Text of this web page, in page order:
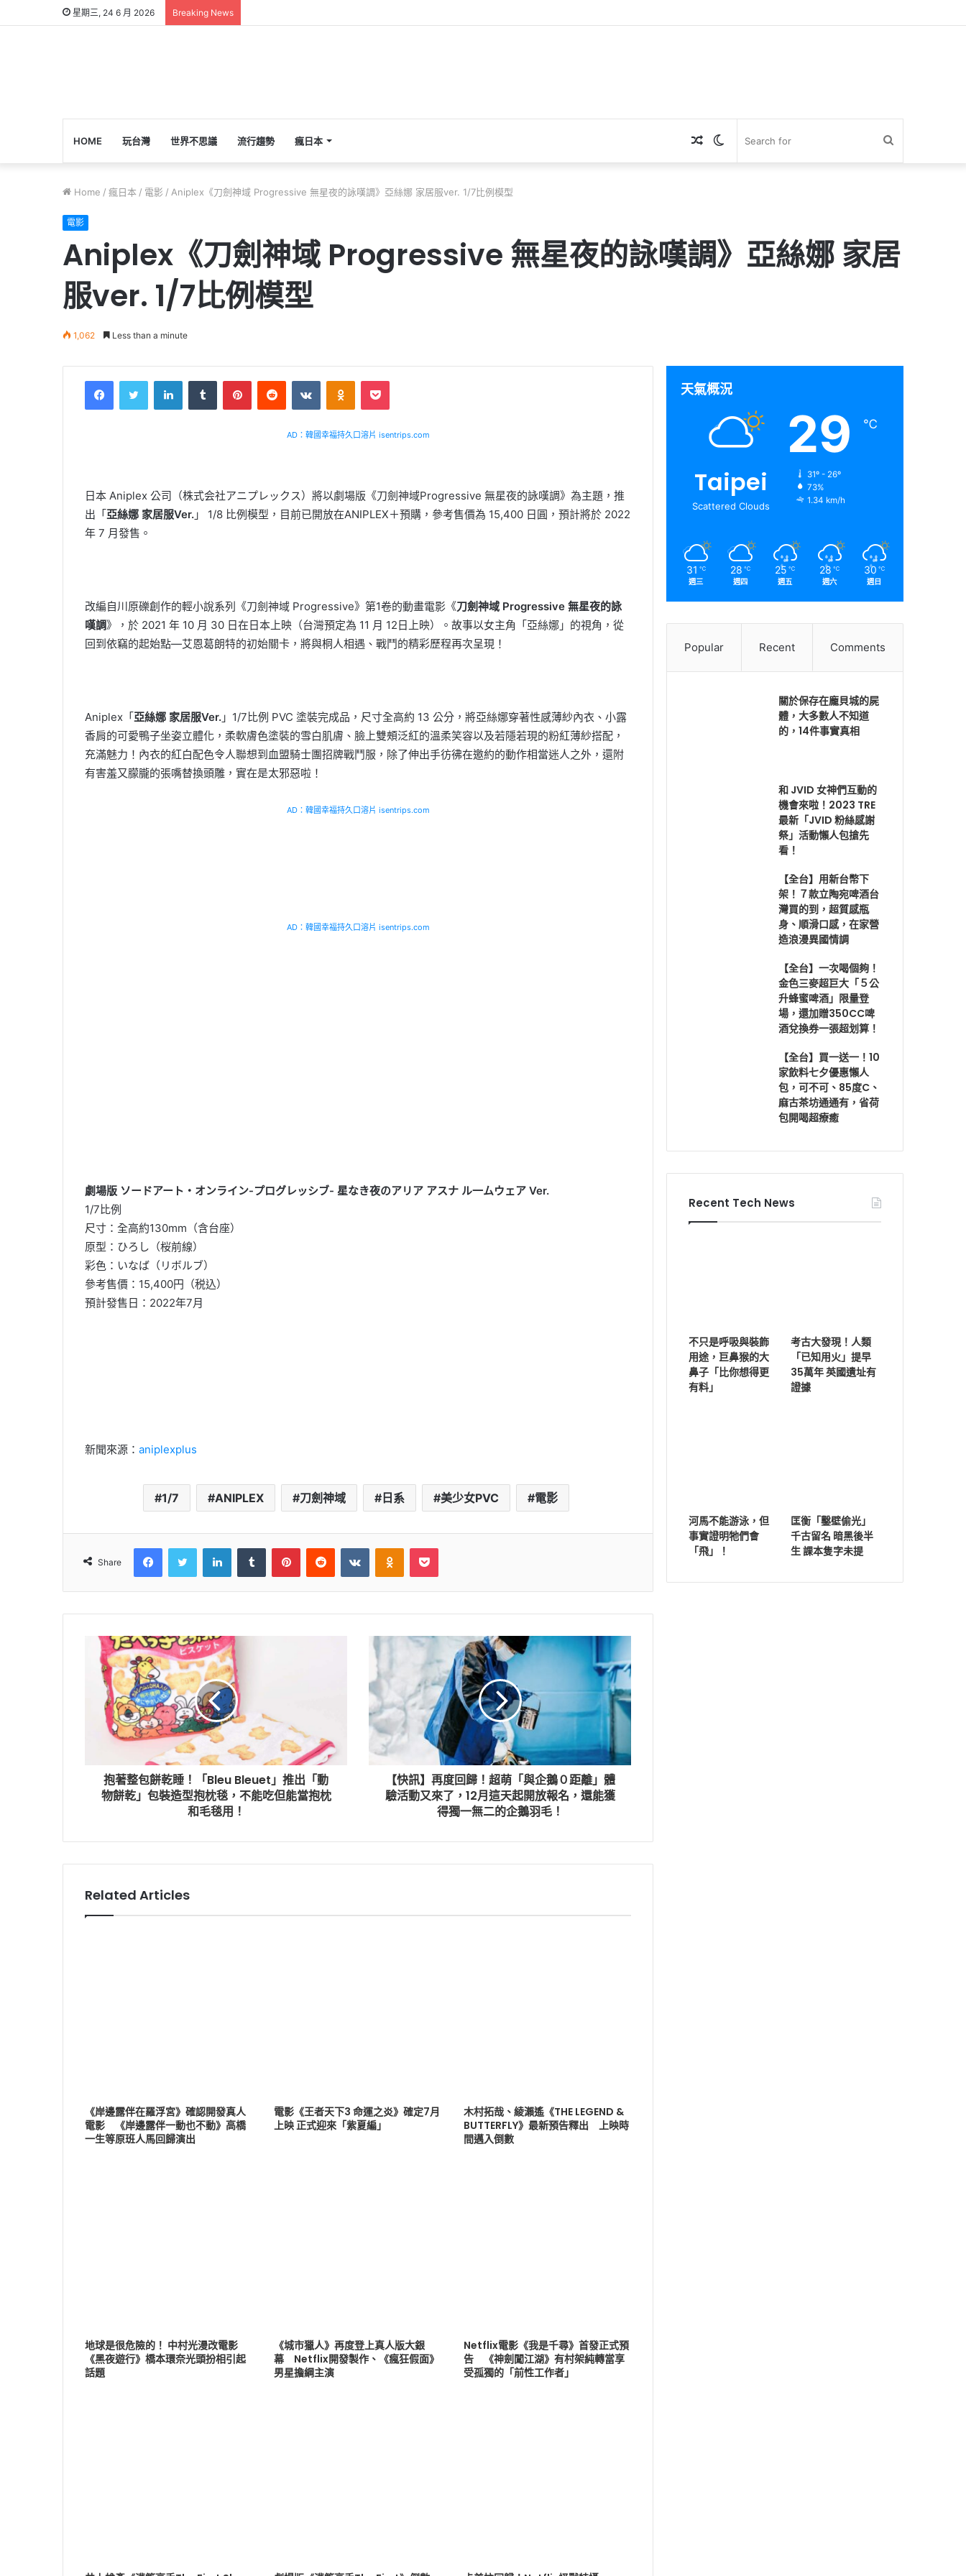
星期三, 24 6 月 2026 Breaking News
HOME 玩台灣 世界不思議 流行趨勢 瘋日本 Switch
Random
Home / 瘋日本 / 電影 / Aniplex《刀劍神域 Progressive 無星夜的詠嘆調》亞絲娜 家居服ver. 1/7比例模型
電影
Aniplex《刀劍神域 Progressive 無星夜的詠嘆調》亞絲娜 家居
服ver. 1/7比例模型
1,062 Less than a minute
AD：韓國幸福持久口溶片 isentrips.com
日本 Aniplex 公司（株式会社アニプレックス）將以劇場版《刀劍神域Progressive 無星夜的詠嘆調》為主題，推
出「亞絲娜 家居服Ver. 」 1/8 比例模型，目前已開放在ANIPLEX＋預購，參考售價為 15,400 日圓，預計將於 2022
年 7 月發售。
改編自川原礫創作的輕小說系列《刀劍神域 Progressive》第1卷的動畫電影《刀劍神域 Progressive 無星夜的詠
嘆調》，於 2021 年 10 月 30 日在日本上映（台灣預定為 11 月 12日上映）。故事以女主角「亞絲娜」的視角，從
回到依竊的起始點—艾恩葛朗特的初始關卡，將與桐人相遇、戰鬥的精彩歷程再次呈現！
Aniplex「亞絲娜 家居服Ver. 」1/7比例 PVC 塗裝完成品，尺寸全高約 13 公分，將亞絲娜穿著性感薄紗內衣、小露
香肩的可愛鴨子坐姿立體化，柔軟膚色塗裝的雪白肌膚、臉上雙頰泛紅的溫柔笑容以及若隱若現的粉紅薄紗搭配，
充滿魅力！內衣的紅白配色令人聯想到血盟騎士團招牌戰鬥服，除了伸出手彷彿在邀約的動作相當迷人之外，還附
有害羞又朦朧的張嘴替換頭雕，實在是太邪惡啦！
AD：韓國幸福持久口溶片 isentrips.com
AD：韓國幸福持久口溶片 isentrips.com
劇場版 ソードアート・オンライン-プログレッシブ- 星なき夜のアリア アスナ ル一ムウェア Ver.
1/7比例
尺寸：全高約130mm（含台座）
原型：ひろし（桜前線）
彩色：いなば（リボルブ）
參考售價：15,400円（税込）
預計發售日：2022年7月
新聞來源： aniplexplus
1/7 ANIPLEX 刀劍神域 日系 美少女PVC 電影
Share
抱著整包餅乾睡！「Bleu Bleuet」推出「動
物餅乾」包裝造型抱枕毯，不能吃但能當抱枕
和毛毯用！
【快訊】再度回歸！超萌「與企鵝０距離」體
驗活動又來了，12月這天起開放報名，還能獲
得獨一無二的企鵝羽毛！
Related Articles
《岸邊露伴在羅浮宮》確認開發真人
電影 《岸邊露伴一動也不動》高橋
一生等原班人馬回歸演出
電影《王者天下3 命運之炎》確定7月
上映 正式迎來「紫夏編」
木村拓哉、綾瀨遙《THE LEGEND &
BUTTERFLY》最新預告釋出 上映時
間邁入倒數
地球是很危險的！ 中村光漫改電影
《黑夜遊行》橋本環奈光頭扮相引起
話題
《城市獵人》再度登上真人版大銀
幕 Netflix開發製作、《瘋狂假面》
男星擔綱主演
Netflix電影《我是千尋》首發正式預
告 《神劍闖江湖》有村架純轉當享
受孤獨的「前性工作者」
天氣概況
Taipei
Scattered Clouds
29 ℃
31º - 26º
73%
1.34 km/h
31 ℃
週三
28 ℃
週四
25 ℃
週五
28 ℃
週六
30 ℃
週日
Popular Recent Comments
關於保存在龐貝城的屍
體，大多數人不知道
的，14件事實真相
和 JVID 女神們互動的
機會來啦！2023 TRE
最新「JVID 粉絲感謝
祭」活動懶人包搶先
看！
【全台】用新台幣下
架！７款立陶宛啤酒台
灣買的到，超質感瓶
身、順滑口感，在家營
造浪漫異國情調
【全台】一次喝個夠！
金色三麥超巨大「５公
升蜂蜜啤酒」限量登
場，還加贈350CC啤
酒兌換券一張超划算！
【全台】買一送一！10
家飲料七夕優惠懶人
包，可不可、85度C、
麻古茶坊通通有，省荷
包開喝超療癒
Recent Tech News
不只是呼吸與裝飾
用途，巨鼻猴的大
鼻子「比你想得更
有料」
考古大發現！人類
「已知用火」提早
35萬年 英國遺址有
證據
河馬不能游泳，但
事實證明牠們會
「飛」！
匡衡「鑿壁偷光」
千古留名 暗黑後半
生 課本隻字未提